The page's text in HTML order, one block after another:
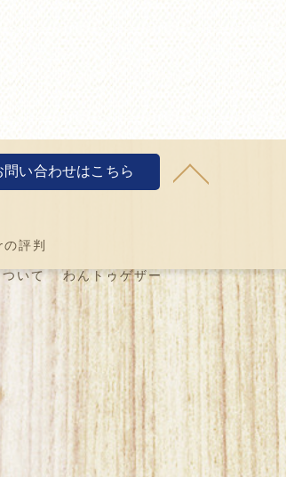
問い合わせはこちら
評判
いて
わんトゥゲザー